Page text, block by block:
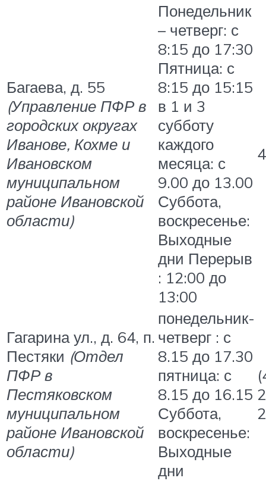
Багаева, д. 55
(Управление ПФР в
городских округах
Иванове, Кохме и
Ивановском
муниципальном
районе Ивановской
области)
Понедельник
– четверг: с
8:15 до 17:30
Пятница: с
8:15 до 15:15
в 1 и 3
субботу
каждого
месяца: с
9.00 до 13.00
Суббота,
воскресенье:
Выходные
дни Перерыв
: 12:00 до
13:00
Гагарина ул., д. 64, п.
Пестяки (Отдел
ПФР в
Пестяковском
муниципальном
районе Ивановской
области)
понедельник-
четверг : с
8.15 до 17.30
пятница: с
8.15 до 16.15
Суббота,
воскресенье:
Выходные
дни